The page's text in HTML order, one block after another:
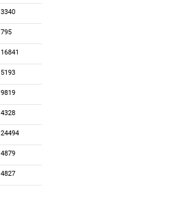
3340
795
16841
5193
9819
4328
24494
4879
4827